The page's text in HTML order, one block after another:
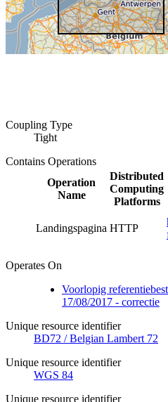
Coupling Type
Tight
Contains Operations
Operation
Name
Distributed
Computing
Platforms
Landingspagina HTTP
Operates On
Voorlopig
17/08/2017 - correctie
Unique resource identifier
BD72 / Belgian Lambert 72
Unique resource identifier
WGS 84
Unique resource identifier